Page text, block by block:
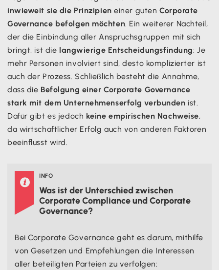
inwieweit sie die Prinzipien einer guten Corporate
Governance befolgen möchten. Ein weiterer Nachteil,
der die Einbindung aller Anspruchsgruppen mit sich
bringt, ist die langwierige Entscheidungsfindung: Je
mehr Personen involviert sind, desto komplizierter ist
auch der Prozess. Schließlich besteht die Annahme,
dass die Befolgung einer Corporate Governance
stark mit dem Unternehmenserfolg verbunden ist.
Dafür gibt es jedoch keine empirischen Nachweise,
da wirtschaftlicher Erfolg auch von anderen Faktoren
beeinflusst wird.
 INFO
Was ist der Unterschied zwischen
Corporate Compliance und Corporate
Governance?
Bei Corporate Governance geht es darum, mithilfe
von Gesetzen und Empfehlungen die Interessen
aller beteiligten Parteien zu verfolgen: